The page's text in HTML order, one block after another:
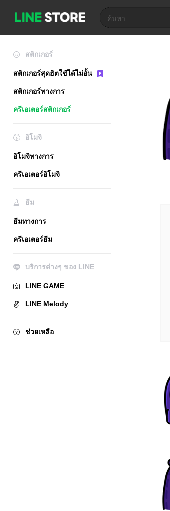
สติกเกอร์
สติกเกอร์สุดฮิตใช้ได้ไม่อั้น
สติกเกอร์ทางการ
ครีเอเตอร์สติกเกอร์
อิโมจิ
อิโมจิทางการ
ครีเอเตอร์อิโมจิ
ธีม
ธีมทางการ
ครีเอเตอร์ธีม
บริการต่างๆ ของ LINE
LINE GAME
LINE Melody
ช่วยเหลือ